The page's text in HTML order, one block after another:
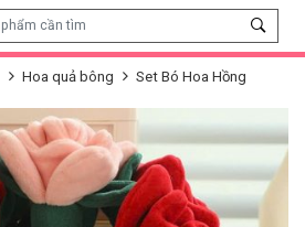
Hoa quả bông Set Bó Hoa Hồng